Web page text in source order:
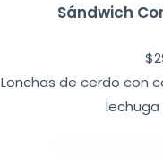
Sándwich
$
Lonchas de cerdo con
lechuga